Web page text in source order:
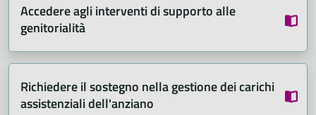
Accedere agli interventi di supporto alle
genitorialità
Richiedere il sostegno nella gestione dei carichi
assistenziali dell'anziano